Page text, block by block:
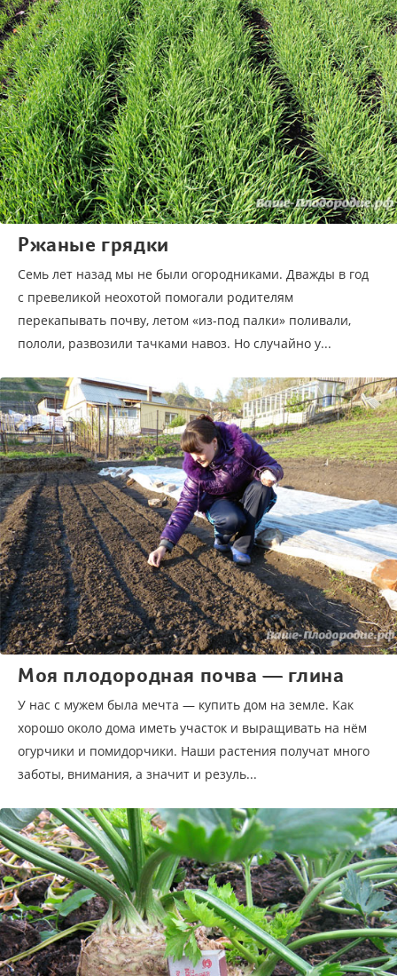
Ржаные грядки
Семь лет назад мы не были огородниками. Дважды в год
с превеликой неохотой помогали родителям
перекапывать почву, летом «из-под палки» поливали,
пололи, развозили тачками навоз. Но случайно у...
Моя плодородная почва — глина
У нас с мужем была мечта — купить дом на земле. Как
хорошо около дома иметь участок и выращивать на нём
огурчики и помидорчики. Наши растения получат много
заботы, внимания, а значит и резуль...